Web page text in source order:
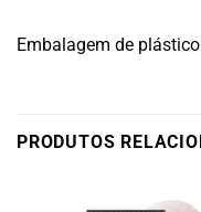
Embalagem de
PRODUTOS